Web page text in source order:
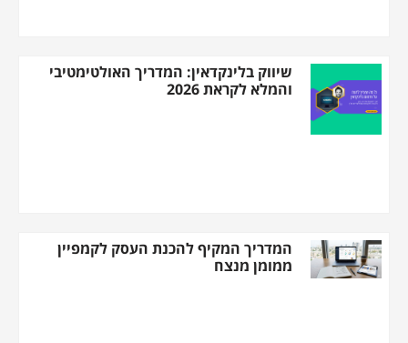
שיווק בלינקדאין: המדריך האולטימטיבי
והמלא לקראת 2026
המדריך המקיף להכנת העסק לקמפיין
ממומן מנצח